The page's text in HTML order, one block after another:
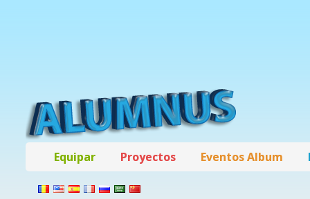
Equipar Proyectos Eventos Album